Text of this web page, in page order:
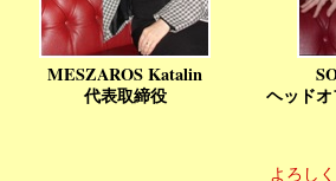
MESZAROS Katalin
代表取締役
ヘッド
よろし